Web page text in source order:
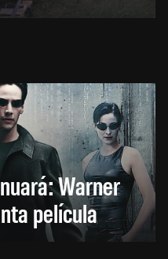
Warner
película